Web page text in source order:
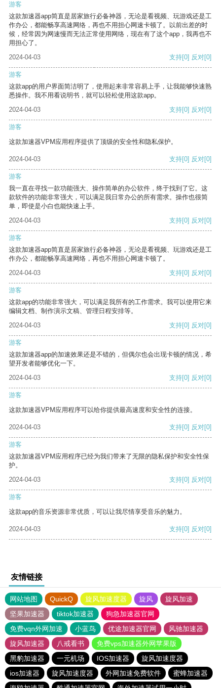
游客
这款加速器app简直是居家旅行必备神器，无论是看视频、玩游戏还是工
作办公，都能畅享高速网络，再也不用担心网速卡顿了。以前出差的时
候，经常因为网速慢而无法正常使用网络，现在有了这个app，我再也不
用担心了。
2024-04-03
支持[0] 反对[0]
游客
这款app的用户界面简洁明了，使用起来非常容易上手，让我能够快速熟
悉操作。我不用看说明书，就可以轻松使用这款app。
2024-04-03
支持[0] 反对[0]
游客
这款加速器VPM应用程序提供了顶级的安全性和隐私保护。
2024-04-03 支持[0] 反对[0]
游客
我一直在寻找一款功能强大、操作简单的办公软件，终于找到了它。这
款软件的功能非常强大，可以满足我日常办公的所有需求。操作也很简
单，即使是小白也能快速上手。
2024-04-03
支持[0] 反对[0]
游客
这款加速器app简直是居家旅行必备神器，无论是看视频、玩游戏还是工
作办公，都能畅享高速网络，再也不用担心网速卡顿了。
2024-04-03
支持[0] 反对[0]
游客
这款app的功能非常强大，可以满足我所有的工作需求。我可以使用它来
编辑文档、制作演示文稿、管理日程安排等。
2024-04-03
支持[0] 反对[0]
游客
这款加速器app的加速效果还是不错的，但偶尔也会出现卡顿的情况，希
望开发者能够优化一下。
2024-04-03
支持[0] 反对[0]
游客
这款加速器VPM应用程序可以给你提供最高速度和安全性的连接。
2024-04-03 支持[0] 反对[0]
游客
这款加速器VPM应用程序已经为我们带来了无限的隐私保护和安全性保
护。
2024-04-03
支持[0] 反对[0]
游客
这款app的音乐资源非常优质，可以让我尽情享受音乐的魅力。
2024-04-03 支持[0] 反对[0]
友情链接
网站地图 QuickQ 旋风加速度器 旋风
旋风加速
坚果加速器
tiktok加速器
狗急加速器官网
免费vqn外网加速
小蓝鸟 优途加速器官网
风驰加速器
旋风加速器
八戒看书
免费vps加速器外网苹果版
黑豹加速器
一元机场 IOS加速器
旋风加速度器
ios加速器
旋风加速度器 外网加速免费软件
蜜蜂加速器